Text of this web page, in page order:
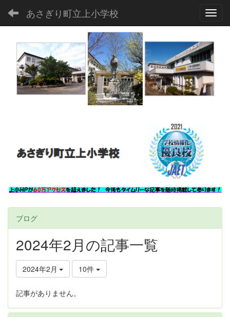
あさぎり町立上小学校
ブログ
2024年2月の記事一覧
2024年2月 10件
記事がありません。